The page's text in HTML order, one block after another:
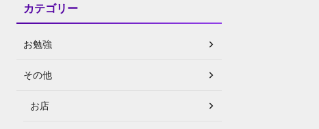
カテゴリー
お勉強
その他
お店